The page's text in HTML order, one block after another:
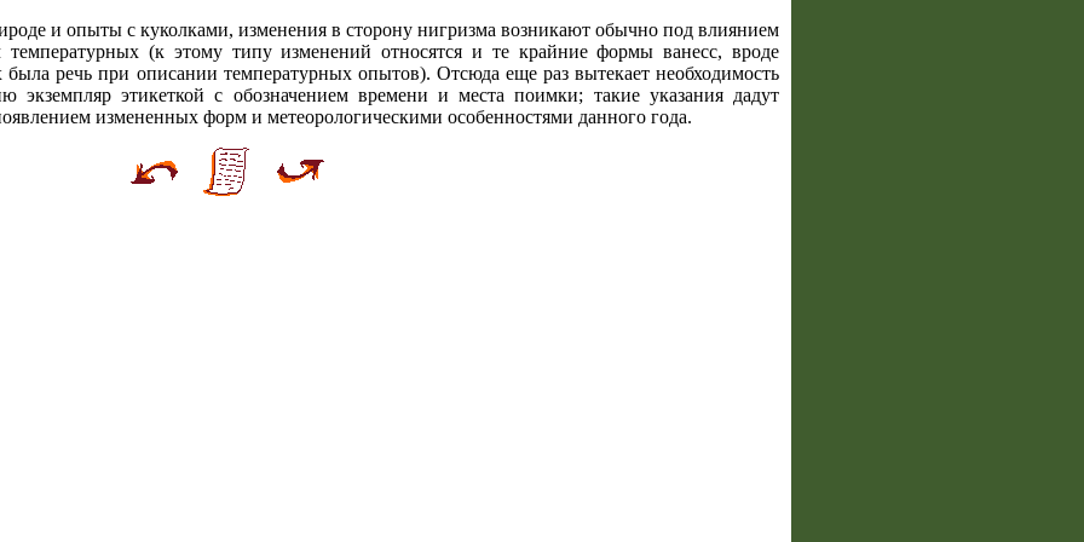
и опыты с куколками, изменения в сторону нигризма возникают обычно под влиянием
(к этому типу изменений относятся и те крайние формы ванесс, вроде
была речь при описании температурных опытов). Отсюда еще раз вытекает необходимость
экземпляр этикеткой с обозначением времени и места поимки; такие указания дадут
измененных форм и метеорологическими особенностями данного года.